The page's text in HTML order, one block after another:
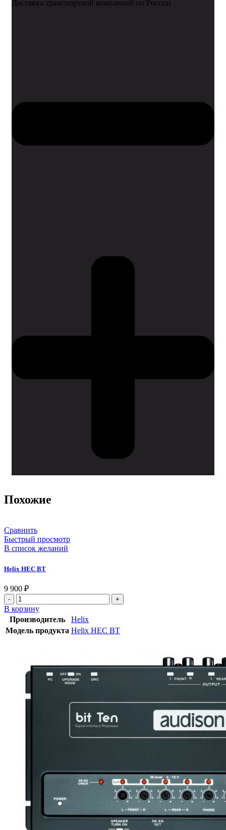
Доставка транспортной компанией по России
Похожие
Сравнить
Быстрый просмотр
В список желаний
Helix HEC BT
9 900 ₽
В корзину
Производитель
Helix
Модель продукта Helix HEC BT